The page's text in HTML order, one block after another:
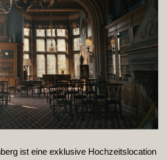
ist eine exklusive Hochzeitslocation